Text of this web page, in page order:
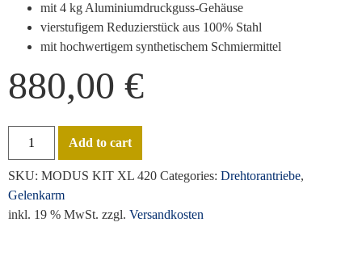
mit 4 kg Aluminiumdruckguss-Gehäuse
vierstufigem Reduzierstück aus 100% Stahl
mit hochwertigem synthetischem Schmiermittel
880,00 €
Add to cart
SKU: MODUS KIT XL 420 Categories: Drehtorantriebe,
Gelenkarm
inkl. 19 % MwSt. zzgl. Versandkosten